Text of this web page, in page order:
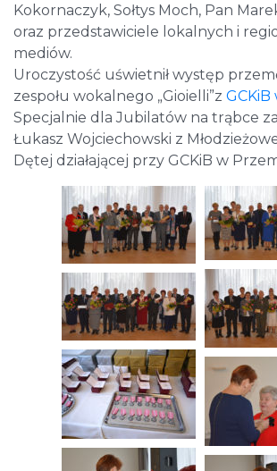
Kokornaczyk, Sołtys Moch, Pan
oraz przedstawiciele lokalnych i
mediów.
Uroczystość uświetnił występ
zespołu wokalnego „Gioielli”z
Specjalnie dla Jubilatów na trąbce
Łukasz Wojciechowski z
Dętej działającej przy GCKiB w